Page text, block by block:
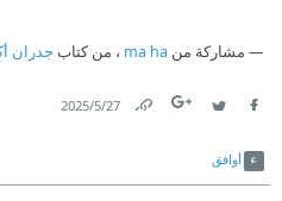
مشاركة من ma ha ، من كتاب جدران
27‏/5‏/2025
أوافق